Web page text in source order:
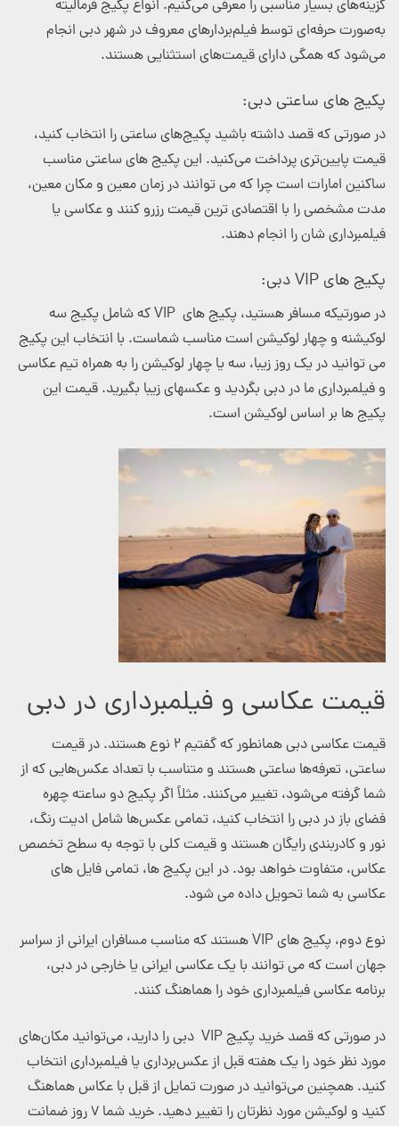
گزینه‌های بسیار مناسبی را معرفی می‌کنیم. انواع پکیج فرمالیته
به‌صورت حرفه‌ای توسط فیلم‌بردارهای معروف در شهر دبی انجام
می‌شود که همگی دارای قیمت‌های استثنایی هستند.
پکیج های ساعتی دبی:
در صورتی که قصد داشته باشید پکیج‌های ساعتی را انتخاب کنید،
قیمت پایین‌تری پرداخت می‌کنید. این پکیج های ساعتی مناسب
ساکنین امارات است چرا که می توانند در زمان معین و مکان معین،
مدت مشخصی را با اقتصادی ترین قیمت رزرو کنند و عکاسی یا
فیلمبرداری شان را انجام دهند.
پکیج های VIP دبی:
در صورتیکه مسافر هستید، پکیج های VIPکه شامل پکیج سه
لوکیشنه و چهار لوکیشن است مناسب شماست. با انتخاب این پکیج
می توانید در یک روز زیبا، سه یا چهار لوکیشن را به همراه تیم عکاسی
و فیلمبرداری ما در دبی بگردید و عکسهای زیبا بگیرید. قیمت این
پکیج ها بر اساس لوکیشن است.
قیمت عکاسی و فیلمبرداری در دبی
قیمت عکاسی دبی همانطور که گفتیم ۲ نوع هستند. در قیمت
ساعتی، تعرفه‌ها ساعتی هستند و متناسب با تعداد عکس‌هایی که از
شما گرفته می‌شود، تغییر می‌کنند. مثلاً اگر پکیج دو ساعته چهره
فضای باز در دبی را انتخاب کنید، تمامی عکس‌ها شامل ادیت رنگ،
نور و کادربندی رایگان هستند و قیمت کلی با توجه به سطح تخصص
عکاس، متفاوت خواهد بود. در این پکیج ها، تمامی فایل های
عکاسی به شما تحویل داده می شود.
نوع دوم، پکیج های VIP هستند که مناسب مسافران ایرانی از سراسر
جهان است که می توانند با یک عکاسی ایرانی یا خارجی در دبی،
برنامه عکاسی فیلمبرداری خود را هماهنگ کنند.
در صورتی که قصد خرید پکیج VIP دبی را دارید، می‌توانید مکان‌های
مورد نظر خود را یک هفته قبل از عکس‌برداری یا فیلمبرداری انتخاب
کنید. همچنین می‌توانید در صورت تمایل از قبل با عکاس هماهنگ
کنید و لوکیشن مورد نظرتان را تغییر دهید. خرید شما ۷ روز ضمانت